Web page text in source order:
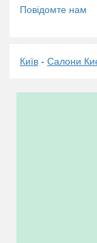
Київ - Салони